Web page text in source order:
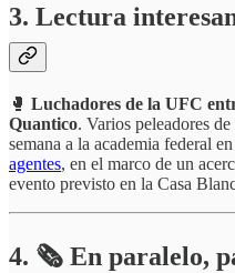
3. Lectura
🥊 Luchadores de la UFC
Quantico. Varios peleadores
semana a la academia federal
agentes, en el marco de un
evento previsto en la Casa
4. 🗞️ En paralelo,